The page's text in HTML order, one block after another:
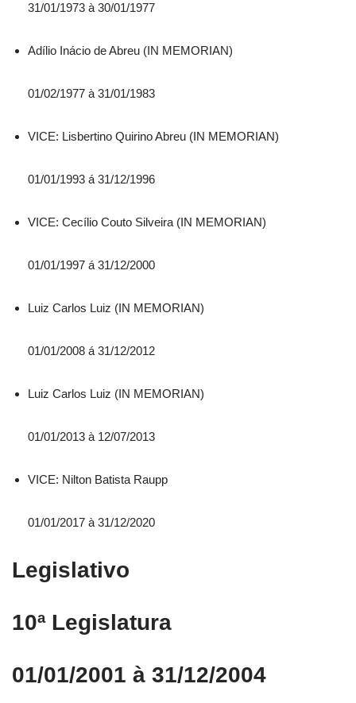
31/01/1973 à 30/01/1977
Adílio Inácio de Abreu (IN MEMORIAN)
01/02/1977 à 31/01/1983
VICE: Lisbertino Quirino Abreu (IN MEMORIAN)
01/01/1993 á 31/12/1996
VICE: Cecílio Couto Silveira (IN MEMORIAN)
01/01/1997 á 31/12/2000
Luiz Carlos Luiz (IN MEMORIAN)
01/01/2008 á 31/12/2012
Luiz Carlos Luiz (IN MEMORIAN)
01/01/2013 à 12/07/2013
VICE: Nilton Batista Raupp
01/01/2017 à 31/12/2020
Legislativo
10ª Legislatura
01/01/2001 à 31/12/2004